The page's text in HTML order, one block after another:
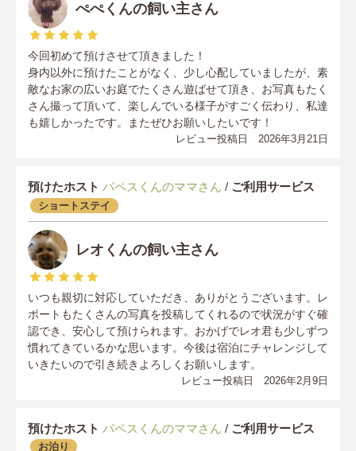
ぺぺくんの飼い主さん
今回初めて預けさせて頂きました！
身内以外に預けたことがなく、少し心配していましたが、素
敵なお家の広いお庭でたくさん遊ばせて頂き、お写真もたく
さん撮って頂いて、楽しんでいる様子がすごく伝わり、私達
も嬉しかったです。またぜひお願いしたいです！
レビュー投稿日 2026年3月21日
預けたホスト パペスくんのママさん / ご利用サービス
ショートステイ
レオくんの飼い主さん
いつも親切に対応していただき、ありがとうございます。レ
ポートもたくさんの写真を投稿してくれるので状況がすぐ確
認でき、安心して預けられます。おかげでレオ君も少しずつ
慣れてきているかな思います。今後は宿泊にチャレンジして
いきたいので引き続きよろしくお願いします。
レビュー投稿日 2026年2月9日
預けたホスト パペスくんのママさん / ご利用サービス
お泊り